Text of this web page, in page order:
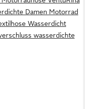
Damen Motorrad
Wasserdicht
wasserdichte